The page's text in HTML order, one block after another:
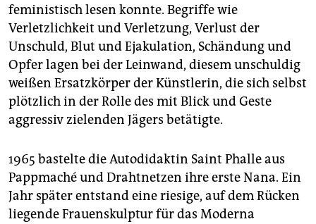
feministisch lesen konnte. Begriffe wie
Verletzlichkeit und Verletzung, Verlust der
Unschuld, Blut und Ejakulation, Schändung und
Opfer lagen bei der Leinwand, diesem unschuldig
weißen Ersatzkörper der Künstlerin, die sich selbst
plötzlich in der Rolle des mit Blick und Geste
aggressiv zielenden Jägers betätigte.
1965 bastelte die Autodidaktin Saint Phalle aus
Pappmaché und Drahtnetzen ihre erste Nana. Ein
Jahr später entstand eine riesige, auf dem Rücken
liegende Frauenskulptur für das Moderna